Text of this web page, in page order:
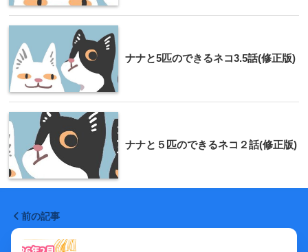
ナナと5匹のできるネコ3.5話(修正版)
ナナと５匹のできるネコ２話(修正版)
前の記事